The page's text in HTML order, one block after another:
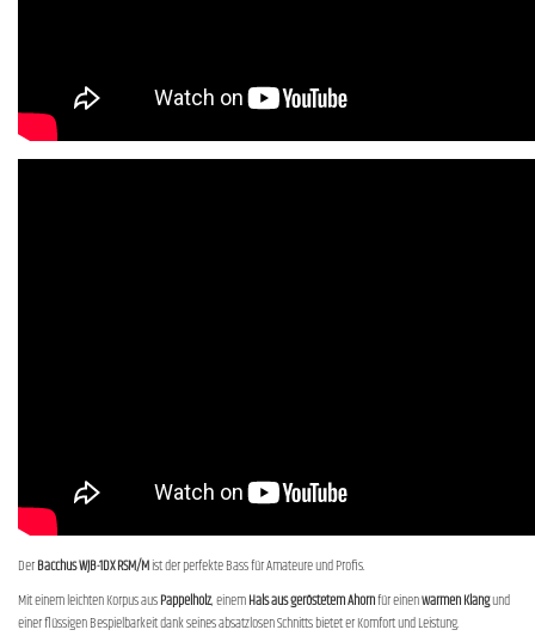
DerBacchus WJB-1DX RSM/Mist der perfekte Bass für Amateure und Profis.
Mit einem leichten Korpus ausPappelholz, einemHals aus geröstetem Ahornfür einenwarmen Klangund
einer flüssigen Bespielbarkeit dank seines absatzlosen Schnitts bietet er Komfort und Leistung.